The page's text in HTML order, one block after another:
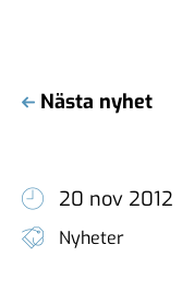
Nästa nyhet
20 nov 2012
Nyheter